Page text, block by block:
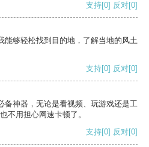
支持[0] 反对[0]
能够轻松找到目的地，了解当地的风土
支持[0] 反对[0]
备神器，无论是看视频、玩游戏还是工
不用担心网速卡顿了。
支持[0] 反对[0]